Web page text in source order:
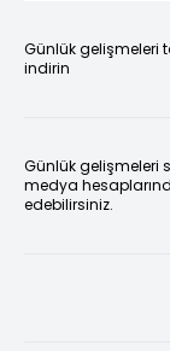
Günlük gelişmeleri
indirin
Günlük gelişmeleri
medya
edebilirsiniz.